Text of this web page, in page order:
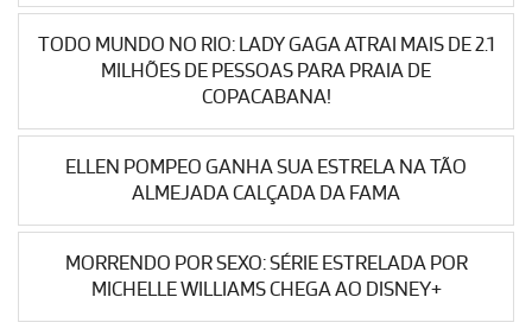
TODO MUNDO NO RIO: LADY GAGA ATRAI MAIS DE 2.1
MILHÕES DE PESSOAS PARA PRAIA DE
COPACABANA!
ELLEN POMPEO GANHA SUA ESTRELA NA TÃO
ALMEJADA CALÇADA DA FAMA
MORRENDO POR SEXO: SÉRIE ESTRELADA POR
MICHELLE WILLIAMS CHEGA AO DISNEY+